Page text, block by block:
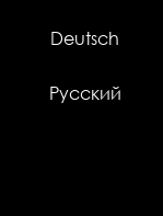
Deutsch
Русский